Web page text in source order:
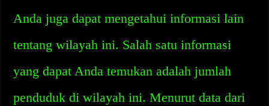
Anda juga dapat mengetahui informasi lain
tentang wilayah ini. Salah satu informasi
yang dapat Anda temukan adalah jumlah
penduduk di wilayah ini. Menurut data dari